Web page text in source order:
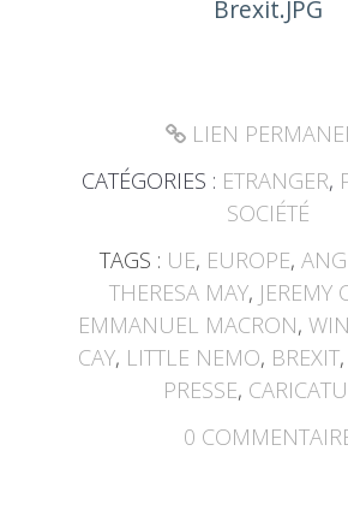
LIEN
CATÉGORIES : ETRANGER,
SOCIÉTÉ
TAGS : UE, EUROPE,
THERESA MAY, JEREMY
EMMANUEL MACRON,
CAY, LITTLE NEMO, BREXIT,
PRESSE,
0